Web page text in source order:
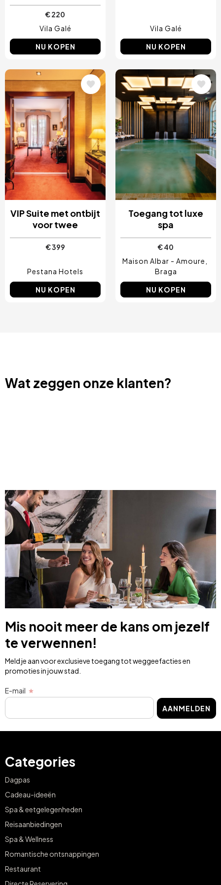
€ 220
Vila Galé
NU KOPEN
Vila Galé
NU KOPEN
Afbeelding
VIP Suite met ontbijt
voor twee
€ 399
Pestana Hotels
NU KOPEN
Afbeelding
Toegang tot luxe
spa
€ 40
Maison Albar - Amoure
Braga
NU KOPEN
Wat zeggen onze klanten?
Mis nooit meer de kans om jezelf
te verwennen!
Meld je aan voor exclusieve toegang tot weggeefacties en
promoties in jouw stad.
E-mail
AANMELDEN
Categories
Dagpas
Cadeau-ideeën
Spa & eetgelegenheden
Reisaanbiedingen
Spa & Wellness
Romantische ontsnappingen
Restaurant